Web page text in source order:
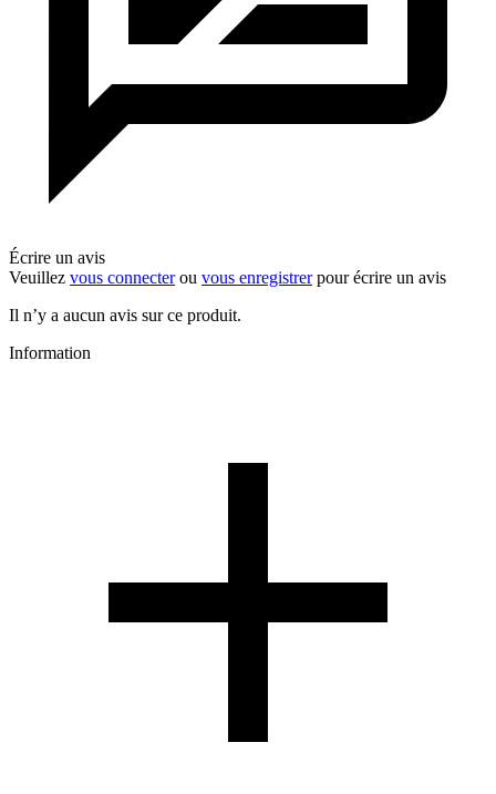
Écrire un avis
Veuillez vous connecterou vous enregistrerpour écrire un avis
Il n’y a aucun avis sur ce produit.
Information